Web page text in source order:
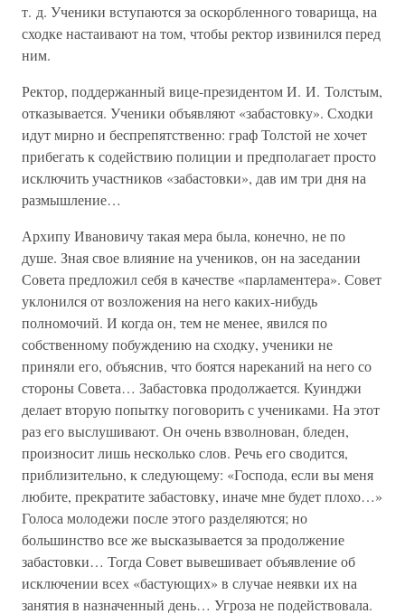
т. д. Ученики вступаются за оскорбленного товарища, на
сходке настаивают на том, чтобы ректор извинился перед
ним.
Ректор, поддержанный вице-президентом И. И. Толстым,
отказывается. Ученики объявляют «забастовку». Сходки
идут мирно и беспрепятственно: граф Толстой не хочет
прибегать к содействию полиции и предполагает просто
исключить участников «забастовки», дав им три дня на
размышление…
Архипу Ивановичу такая мера была, конечно, не по
душе. Зная свое влияние на учеников, он на заседании
Совета предложил себя в качестве «парламентера». Совет
уклонился от возложения на него каких-нибудь
полномочий. И когда он, тем не менее, явился по
собственному побуждению на сходку, ученики не
приняли его, объяснив, что боятся нареканий на него со
стороны Совета… Забастовка продолжается. Куинджи
делает вторую попытку поговорить с учениками. На этот
раз его выслушивают. Он очень взволнован, бледен,
произносит лишь несколько слов. Речь его сводится,
приблизительно, к следующему: «Господа, если вы меня
любите, прекратите забастовку, иначе мне будет плохо…»
Голоса молодежи после этого разделяются; но
большинство все же высказывается за продолжение
забастовки… Тогда Совет вывешивает объявление об
исключении всех «бастующих» в случае неявки их на
занятия в назначенный день… Угроза не подействовала.